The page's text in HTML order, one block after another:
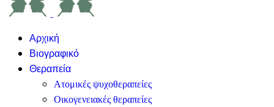
Αρχική
Βιογραφικό
Θεραπεία
Ατομικές ψυχοθεραπείες
Οικογενειακές θεραπείες